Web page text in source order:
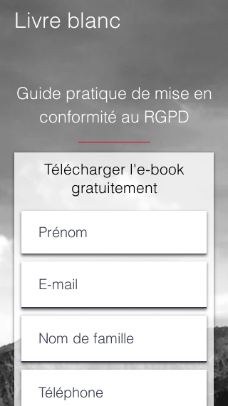
Livre blanc
Guide pratique de mise en
conformité au RGPD
Télécharger l'e-book
gratuitement